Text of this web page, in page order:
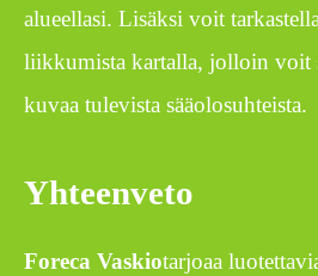
alueellasi. Lisäksi voit
liikkumista kartalla, jolloin voit
kuvaa tulevista sääolosuhteista.
Yhteenveto
Foreca Vaskiotarjoaa